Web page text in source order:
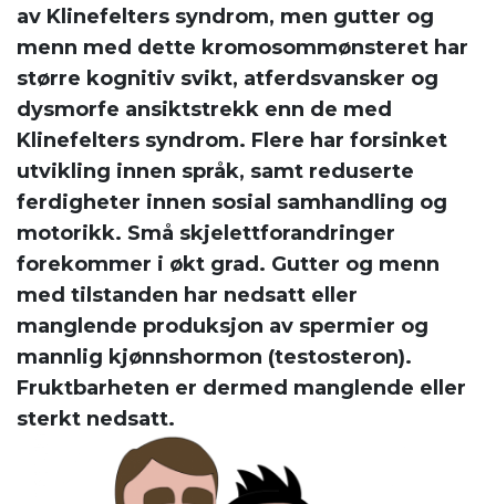
av Klinefelters syndrom, men gutter og
menn med dette kromosommønsteret har
større kognitiv svikt, atferdsvansker og
dysmorfe ansiktstrekk enn de med
Klinefelters syndrom. Flere har forsinket
utvikling innen språk, samt reduserte
ferdigheter innen sosial samhandling og
motorikk. Små skjelettforandringer
forekommer i økt grad. Gutter og menn
med tilstanden har nedsatt eller
manglende produksjon av spermier og
mannlig kjønnshormon (testosteron).
Fruktbarheten er dermed manglende eller
sterkt nedsatt.